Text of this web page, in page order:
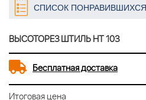
СПИСОК
ВЫСОТОРЕЗ ШТИЛЬ HT 103
Бесплатная доставка
Итоговая цена